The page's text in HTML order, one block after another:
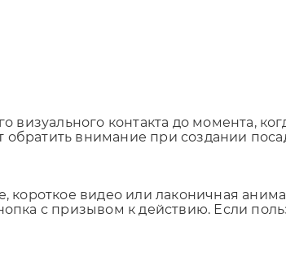
контакта до момента,
внимание при создании
короткое видео или лаконичная
с призывом к действию. Если